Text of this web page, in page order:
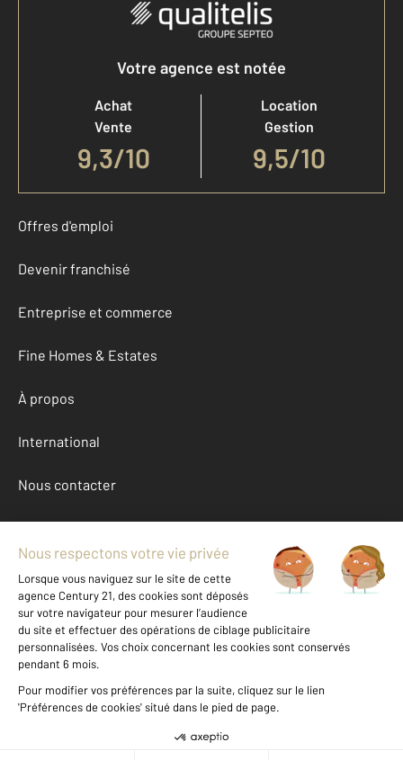
Votre agence est notée
Achat
Vente
9,3/10
Location
Gestion
9,5/10
Offres d'emploi
Devenir franchisé
Entreprise et commerce
Fine Homes & Estates
À propos
International
Nous contacter
Mentions légales & CGU et Barèmes d'honoraires
Données personnelles
Gestionnaire des cookies
Achat maison autour de MARSEILLE (13009)